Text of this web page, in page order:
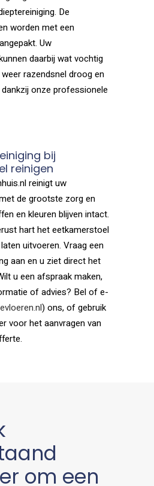
De
worden met een
Uw
daarbij wat vochtig
razendsnel droog en
onze professionele
bij
reinigen
reinigt uw
de grootste zorg en
en kleuren blijven intact.
hart het eetkamerstoel
uitvoeren. Vraag een
aan en u ziet direct het
u een afspraak maken,
of advies? Bel of e-
) ons, of gebruik
voor het aanvragen van
om een